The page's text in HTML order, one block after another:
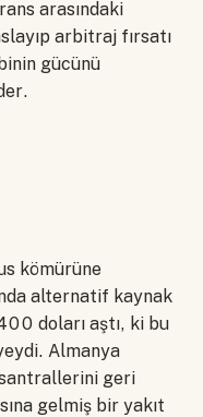
arasındaki
arbitraj fırsatı
gücünü
kömürüne
alternatif kaynak
doları aştı, ki bu
Almanya
santrallerini geri
gelmiş bir yakıt